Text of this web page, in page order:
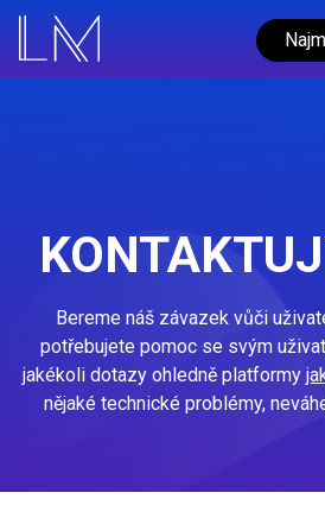
Bereme náš závazek vůči
potřebujete pomoc se svým
jakékoli dotazy ohledně platformy
nějaké technické problémy,